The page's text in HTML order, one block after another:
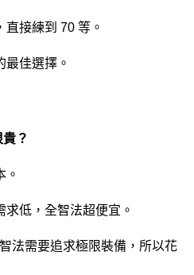
直接練到 70 等。
最佳選擇。
貴？
。
求低， 全智法超便宜。
法需要追求極限裝備， 所以花